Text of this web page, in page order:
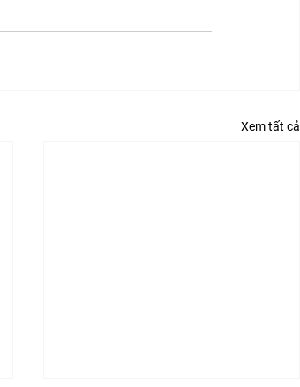
Xem tất cả